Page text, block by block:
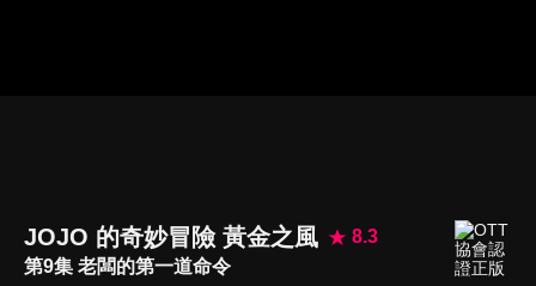
JOJO 的奇妙冒險 黃金之風
8.3
第9集 老闆的第一道命令